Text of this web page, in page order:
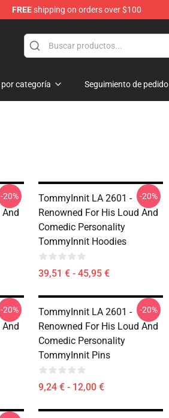
FREEshipping on orders over $100
categoría Seguimiento de pedido
And
-20%
TommyInnit LA 2601 -
Renowned For His Loud And
Comedic Personality
TommyInnit Hoodies
39,51 € - 45,95 €
-20%
And
-20%
TommyInnit LA 2601 -
Renowned For His Loud And
Comedic Personality
TommyInnit Pins
9,24 € - 12,00 €
-20%